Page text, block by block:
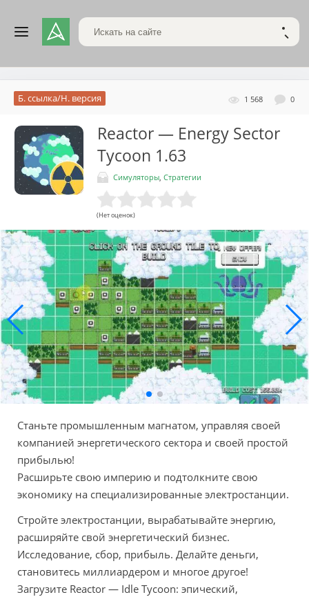
Поиск по сайту
1 568 0
Б. ссылка/Н. версия
Reactor — Energy Sector
Tycoon 1.63
Симуляторы Стратегии
(Нет оценок)
Станьте промышленным магнатом, управляя своей
компанией энергетического сектора и своей простой
прибылью!
Расширьте свою империю и подтолкните свою
экономику на специализированные электростанции.
Стройте электростанции, вырабатывайте энергию,
расширяйте свой энергетический бизнес.
Исследование, сбор, прибыль. Делайте деньги,
становитесь миллиардером и многое другое!
Загрузите Reactor — Idle Tycoon: эпический,